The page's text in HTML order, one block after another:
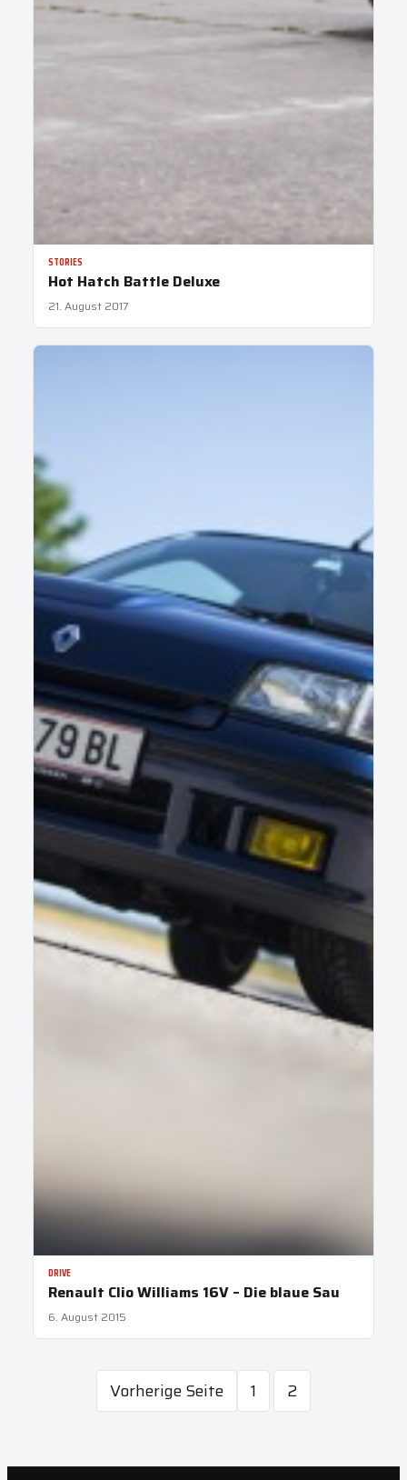
STORIES
Hot Hatch Battle Deluxe
21. August 2017
DRIVE
Renault Clio Williams 16V – Die blaue Sau
6. August 2015
Vorherige Seite 1 2